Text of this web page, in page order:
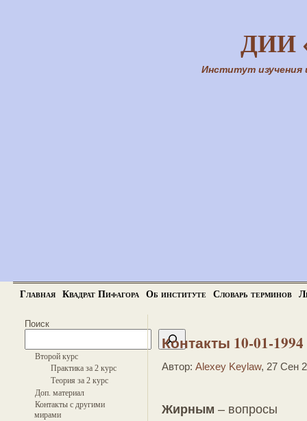
ДИИ
Институт изучения
Главная Квадрат Пифагора Об институте Словарь терминов
Поиск
Второй курс
Практика за 2 курс
Теория за 2 курс
Доп. материал
Контакты с другими
мирами
Контакты 10-01-1994
Автор: Alexey Keylaw, 27 Сен
Жирным – вопросы